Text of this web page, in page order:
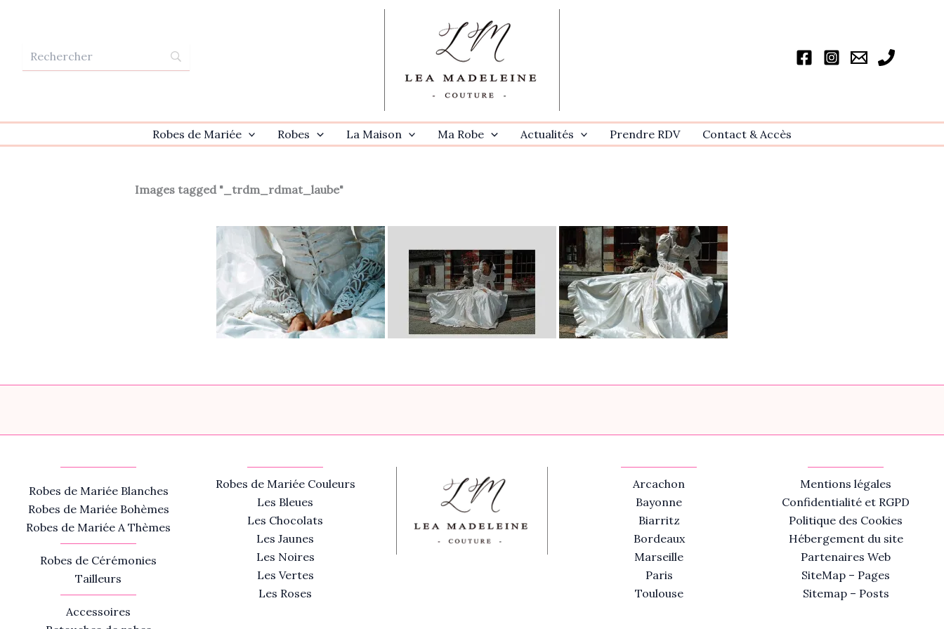
Robes de Mariée Robes La Maison Ma Robe Actualités Prendre RDV Contact & Accѐs
Images tagged "_trdm_rdmat_laube"
Robes de Mariée Blanches
Robes de Mariée Bohèmes
Robes de Mariée A Thèmes
Robes de Cérémonies
Tailleurs
Accessoires
Robes de Mariée Couleurs
Les Bleues
Les Chocolats
Les Jaunes
Les Noires
Les Vertes
Les Roses
Arcachon
Bayonne
Biarritz
Bordeaux
Marseille
Paris
Toulouse
Mentions légales
Confidentialité et RGPD
Politique des Cookies
Hébergement du site
Partenaires Web
SiteMap – Pages
Sitemap – Posts